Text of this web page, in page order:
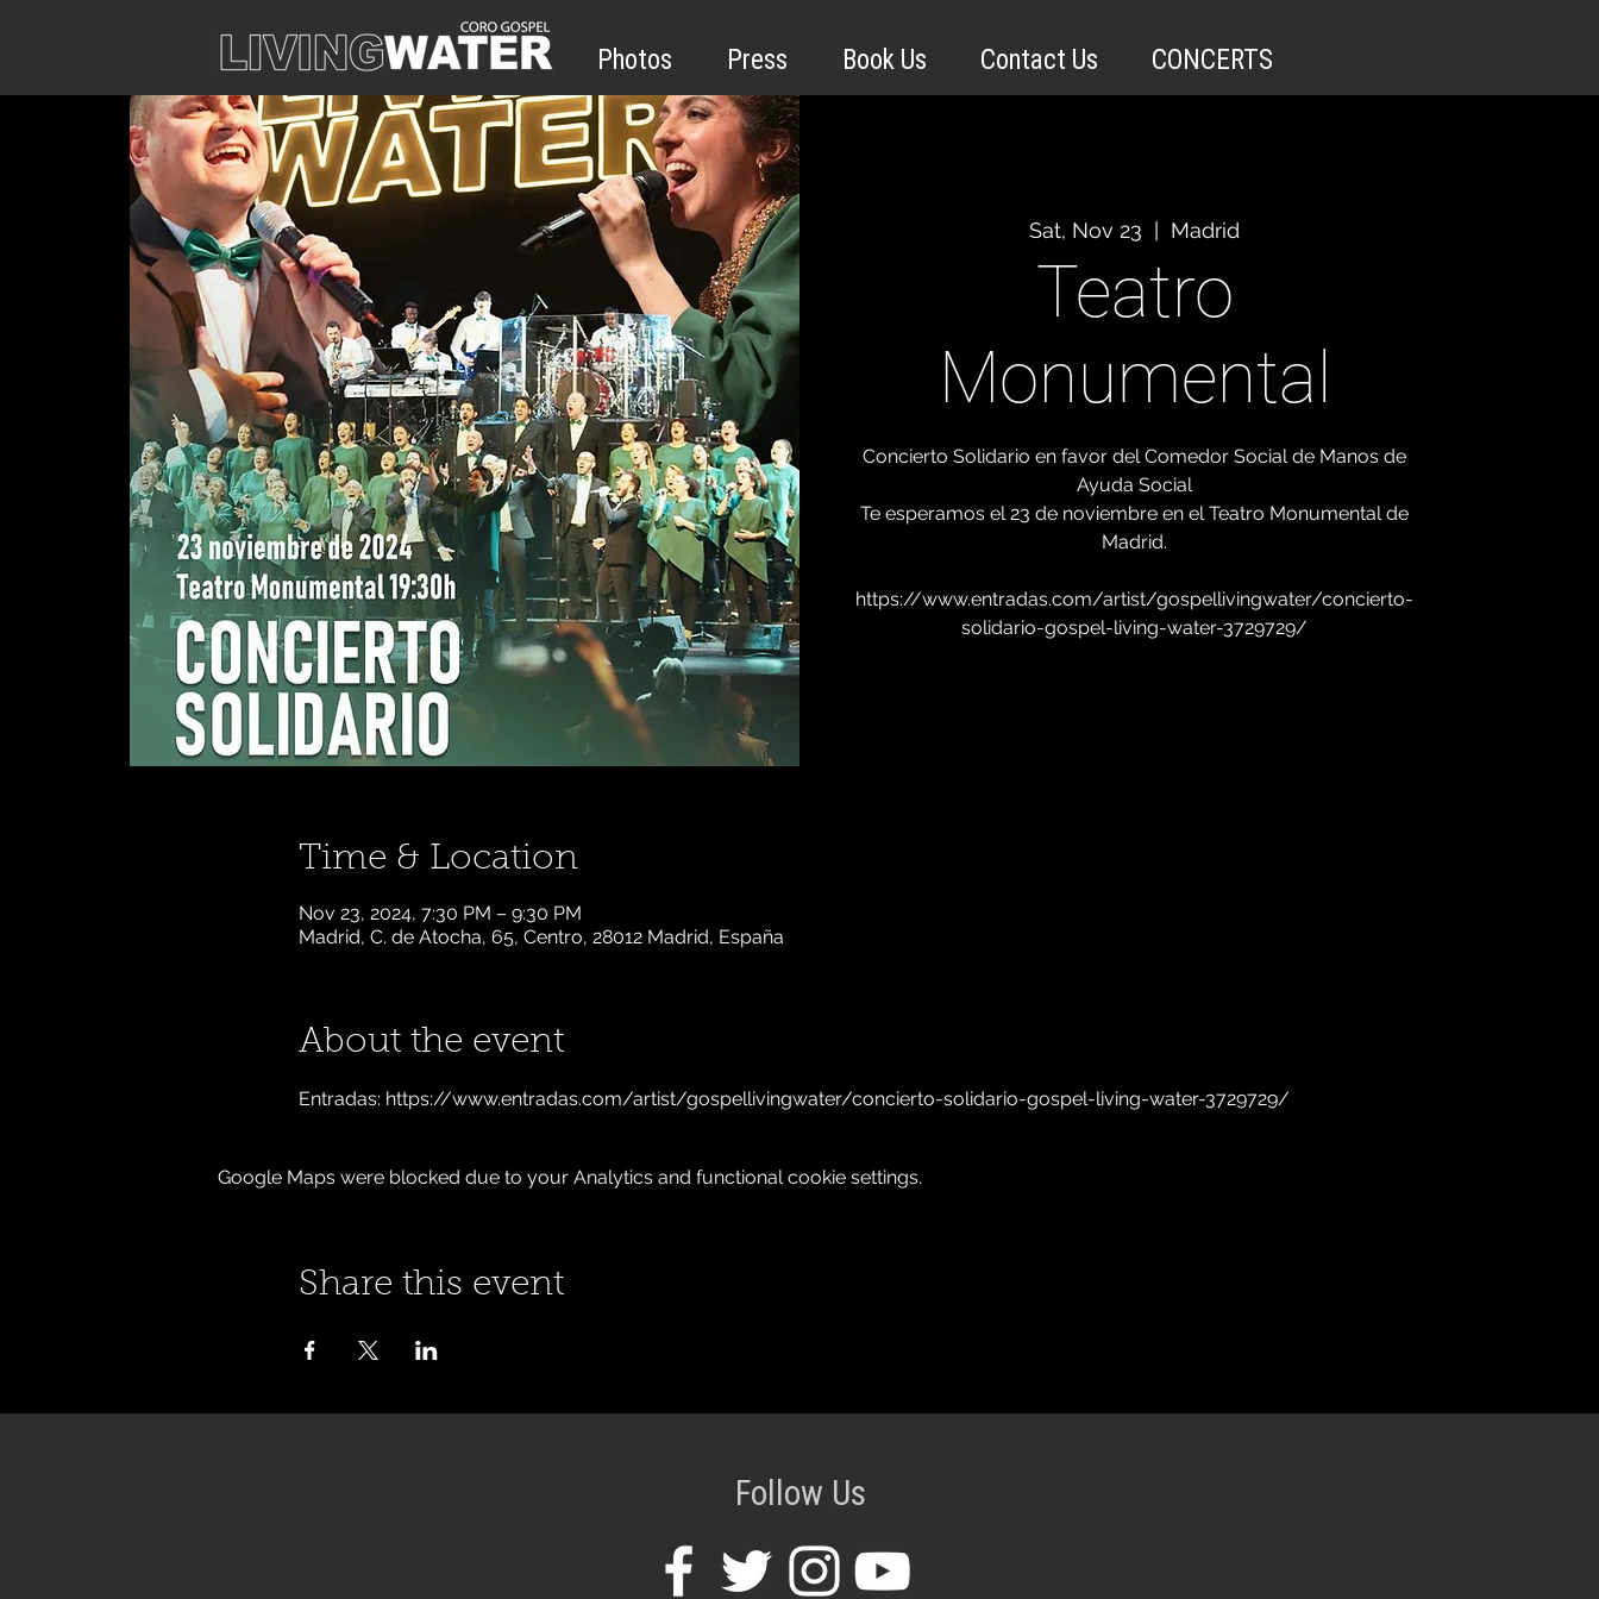
Photos Press Book Us Contact Us CONCERTS
Sat, Nov 23 Madrid
Teatro
Monumental
Concierto Solidario en favor del Comedor Social de Manos de
Ayuda Social
Te esperamos el 23 de noviembre en el Teatro Monumental de
Madrid.
https://www.entradas.com/artist/gospellivingwater/concierto-
solidario-gospel-living-water-3729729/
Time & Location
Nov 23, 2024, 7:30 PM – 9:30 PM
Madrid, C. de Atocha, 65, Centro, 28012 Madrid, España
About the event
Entradas: https://www.entradas.com/artist/gospellivingwater/concierto-solidario-gospel-living-water-3729729/
Google Maps were blocked due to your Analytics and functional cookie settings.
Share this event
Follow Us